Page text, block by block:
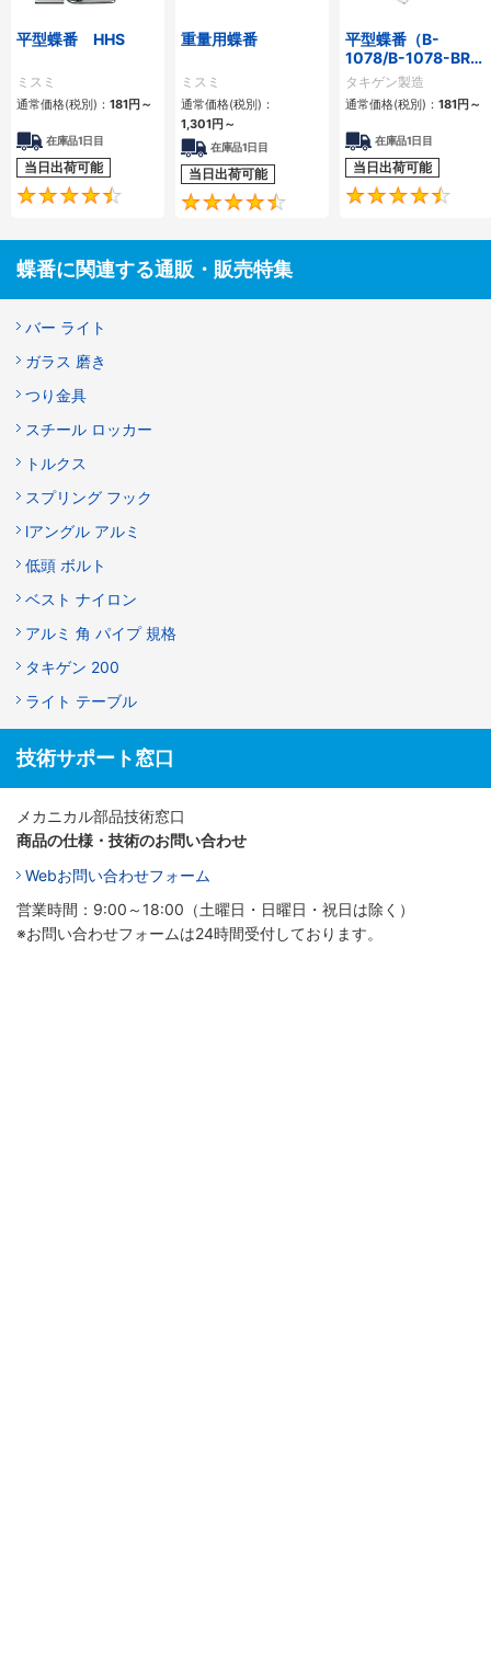
平型蝶番 HHS
ミスミ
通常価格(税別)： 181円 ～
在庫品1日目
当日出荷可能
4.4
重量用蝶番
ミスミ
通常価格(税別)：
1,301円 ～
在庫品1日目
当日出荷可能
4.4
平型蝶番（B-
1078/B-1078-BR・
ステンレス製）
タキゲン製造
通常価格(税別)： 181円 ～
在庫品1日目
当日出荷可能
蝶番に関連する通販・販売特集
バー ライト
ガラス 磨き
つり金具
スチール ロッカー
トルクス
スプリング フック
lアングル アルミ
低頭 ボルト
ベスト ナイロン
アルミ 角 パイプ 規格
タキゲン 200
ライト テーブル
技術サポート窓口
メカニカル部品技術窓口
商品の仕様・技術のお問い合わせ
Webお問い合わせフォーム
営業時間：9:00～18:00（土曜日・日曜日・祝日は除く）
※お問い合わせフォームは24時間受付しております。